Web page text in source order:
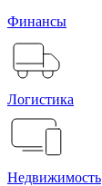
Финансы
Логистика
Недвижимость